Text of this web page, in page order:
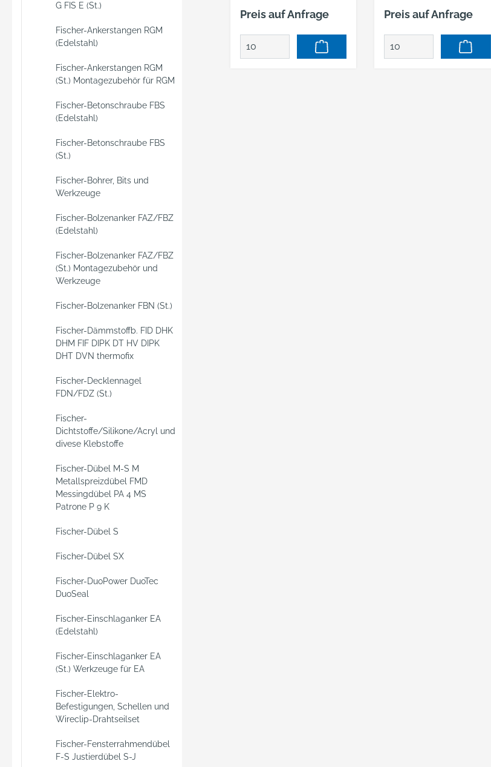
G FIS E (St.)
Fischer-Ankerstangen RGM
(Edelstahl)
Fischer-Ankerstangen RGM
(St.) Montagezubehör für RGM
Fischer-Betonschraube FBS
(Edelstahl)
Fischer-Betonschraube FBS
(St.)
Fischer-Bohrer, Bits und
Werkzeuge
Fischer-Bolzenanker FAZ/FBZ
(Edelstahl)
Fischer-Bolzenanker FAZ/FBZ
(St.) Montagezubehör und
Werkzeuge
Fischer-Bolzenanker FBN (St.)
Fischer-Dämmstoffb. FID DHK
DHM FIF DIPK DT HV DIPK
DHT DVN thermofix
Fischer-Decklennagel
FDN/FDZ (St.)
Fischer-
Dichtstoffe/Silikone/Acryl und
divese Klebstoffe
Fischer-Dübel M-S M
Metallspreizdübel FMD
Messingdübel PA 4 MS
Patrone P 9 K
Fischer-Dübel S
Fischer-Dübel SX
Fischer-DuoPower DuoTec
DuoSeal
Fischer-Einschlaganker EA
(Edelstahl)
Fischer-Einschlaganker EA
(St.) Werkzeuge für EA
Fischer-Elektro-
Befestigungen, Schellen und
Wireclip-Drahtseilset
Fischer-Fensterrahmendübel
F-S Justierdübel S-J
Befestigungssystem
bestehend aus
Mörtelpatrone und
Preis auf Anfrage
Befestigungssystem
bestehend aus
Mörtelpatrone und
Preis auf Anfrage